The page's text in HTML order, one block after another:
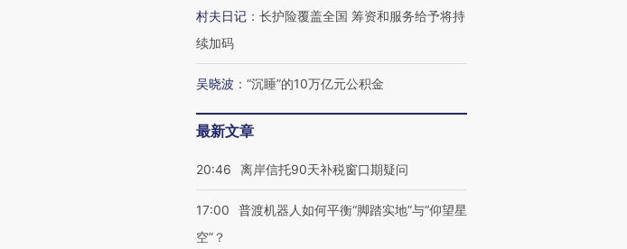
村夫日记 ： 长护险覆盖全国 筹资和服务给予将持
续加码
吴晓波 ： “沉睡”的10万亿元公积金
最新文章
20:46 离岸信托90天补税窗口期疑问
17:00
普渡机器人如何平衡“脚踏实地”与“仰望星
空”？